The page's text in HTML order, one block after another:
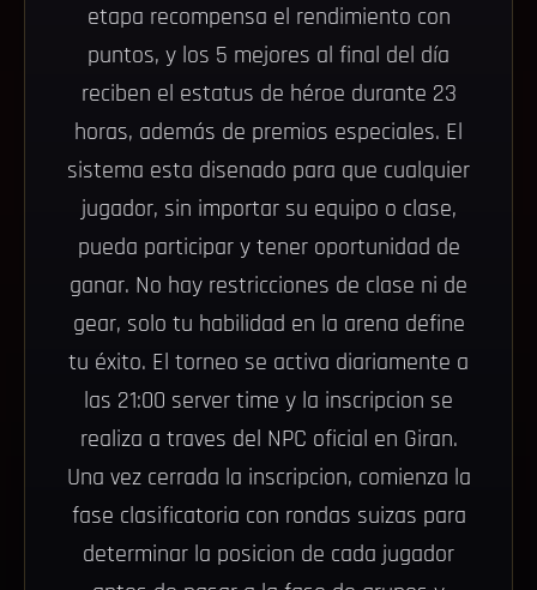
etapa recompensa el rendimiento con
puntos, y los 5 mejores al final del día
reciben el estatus de héroe durante 23
horas, además de premios especiales. El
sistema esta disenado para que cualquier
jugador, sin importar su equipo o clase,
pueda participar y tener oportunidad de
ganar. No hay restricciones de clase ni de
gear, solo tu habilidad en la arena define
tu éxito. El torneo se activa diariamente a
las 21:00 server time y la inscripcion se
realiza a traves del NPC oficial en Giran.
Una vez cerrada la inscripcion, comienza la
fase clasificatoria con rondas suizas para
determinar la posicion de cada jugador